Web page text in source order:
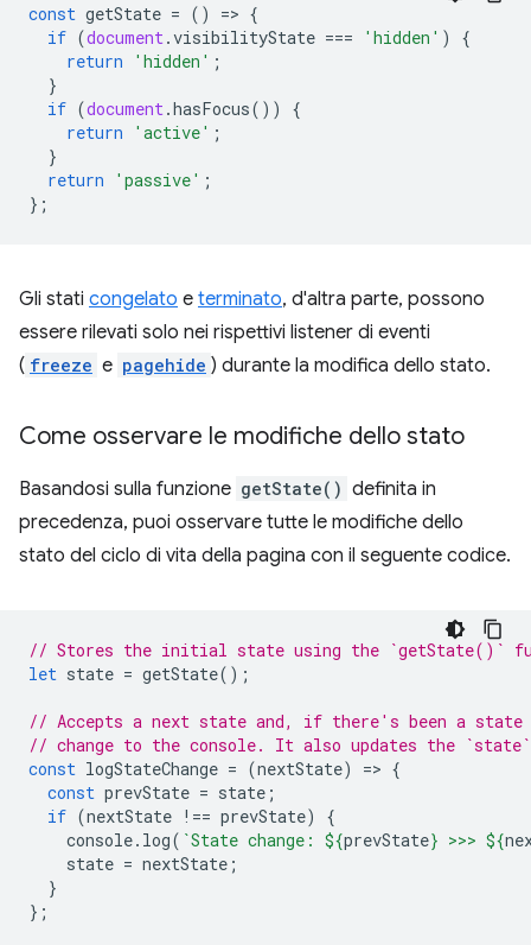
const getState = () => {
if (document .visibilityState === 'hidden' )
{
return
'hidden' ;
}
if (document .hasFocus())
{
return
'active' ;
}
return
'passive' ;
};
Gli stati congelato e terminato, d'altra parte, possono
essere rilevati solo nei rispettivi listener di eventi
( freeze e pagehide ) durante la modifica dello stato.
Come osservare le modifiche dello stato
Basandosi sulla funzione getState() definita in
precedenza, puoi osservare tutte le modifiche dello
stato del ciclo di vita della pagina con il seguente codice.
// Stores the initial state using the `getState()`
let state = getState();
// Accepts a next state and, if there's been a state
// change to the console. It also updates the `state`
const logStateChange = (nextState) => {
const prevState = state ;
if (nextState !== prevState)
{
console. log( `State change: ${prevState} >>> ${
state = nextState ;
}
};